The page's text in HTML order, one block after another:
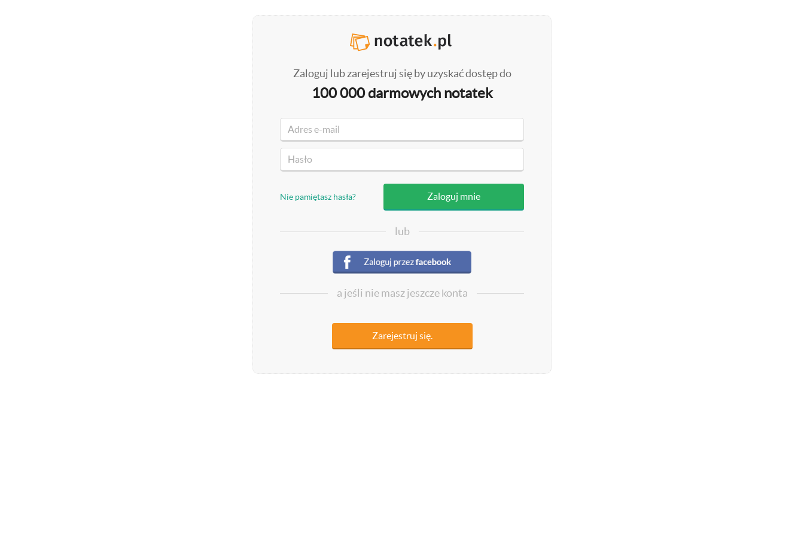
Zaloguj lub zarejestruj się by uzyskać dostęp do
100 000 darmowych notatek
Nie pamiętasz hasła?
lub
a jeśli nie masz jeszcze konta
Zarejestruj się.